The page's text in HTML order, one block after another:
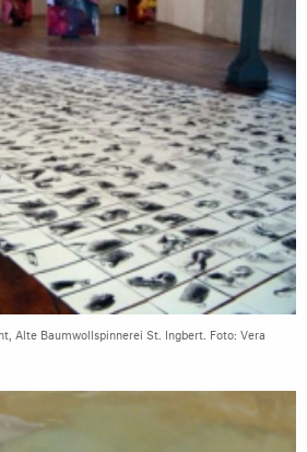
Alte Baumwollspinnerei St. Ingbert. Foto: Vera